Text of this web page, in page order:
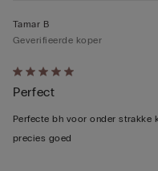
5
op
5
beoordeeld
Tamar B
Geverifieerde koper
Perfect
Perfecte bh voor onder strakke
precies goed